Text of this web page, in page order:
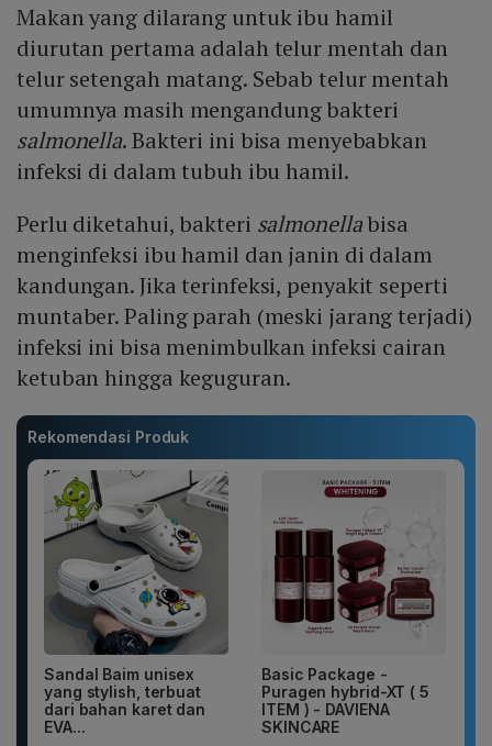
Makan yang dilarang untuk ibu hamil
diurutan pertama adalah telur mentah dan
telur setengah matang. Sebab telur mentah
umumnya masih mengandung bakteri
salmonella. Bakteri ini bisa menyebabkan
infeksi di dalam tubuh ibu hamil.
Perlu diketahui, bakteri salmonellabisa
menginfeksi ibu hamil dan janin di dalam
kandungan. Jika terinfeksi, penyakit seperti
muntaber. Paling parah (meski jarang terjadi)
infeksi ini bisa menimbulkan infeksi cairan
ketuban hingga keguguran.
Rekomendasi Produk
Sandal Baim unisex
yang stylish, terbuat
dari bahan karet dan
EVA...
Basic Package -
Puragen hybrid-XT ( 5
ITEM ) - DAVIENA
SKINCARE